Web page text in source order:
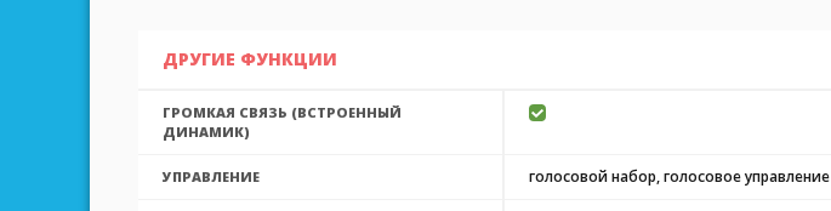
ДРУГИЕ ФУНКЦИИ
ГРОМКАЯ СВЯЗЬ (ВСТРОЕННЫЙ
ДИНАМИК)
УПРАВЛЕНИЕ голосовой набор, голосовое управление